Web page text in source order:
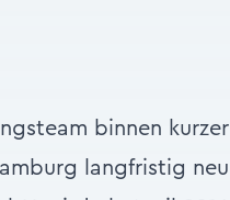
binnen kurzer
langfristig neu